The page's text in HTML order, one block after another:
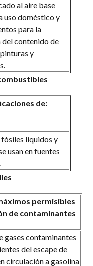
al aire base
uso doméstico y
para la
contenido de
y
de:
líquidos y
usan en fuentes
permisibles
de contaminantes
gases contaminantes
del escape de
circulación a gasolina